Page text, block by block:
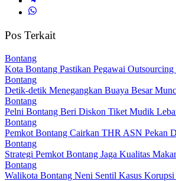
Pos Terkait
Bontang
Kota Bontang Pastikan Pegawai
Bontang
Detik-detik Menegangkan Buaya Besar
Bontang
Pelni Bontang Beri Diskon Tiket Mudik
Bontang
Pemkot Bontang Cairkan THR ASN Pekan
Bontang
Strategi Pemkot Bontang Jaga Kualitas
Bontang
Walikota Bontang Neni Sentil Kasus